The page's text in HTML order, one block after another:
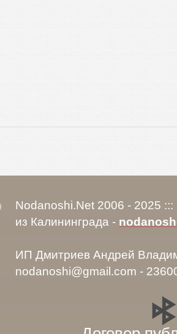
Nodanoshi.Net 2006 - 2025
из Калининграда -
ИП Дмитриев Андрей
nodanoshi@gmail.com -